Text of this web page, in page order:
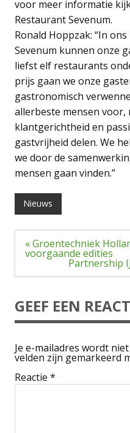
voor meer informatie
Restaurant Sevenum.
Ronald Hoppzak: “In
Sevenum kunnen onze
liefst elf restaurants
prijs gaan we onze
gastronomisch
allerbeste mensen voor,
klantgerichtheid en
gastvrijheid delen. We
we door de
mensen gaan vinden.”
Nieuws
Bericht
navigatie
« Groentechniek
voorgaande edities
Partnership
GEEF EEN
Je e-mailadres wordt
velden zijn gemarkeerd
Reactie *